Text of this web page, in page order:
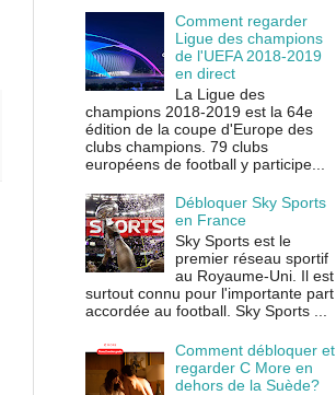
Comment regarder
Ligue des champions
de l'UEFA 2018-2019
en direct
La Ligue des
champions 2018-2019 est la 64e
édition de la coupe d'Europe des
clubs champions. 79 clubs
européens de football y participe...
Débloquer Sky Sports
en France
Sky Sports est le
premier réseau sportif
au Royaume-Uni. Il est
surtout connu pour l'importante part
accordée au football. Sky Sports ...
Comment débloquer et
regarder C More en
dehors de la Suède?